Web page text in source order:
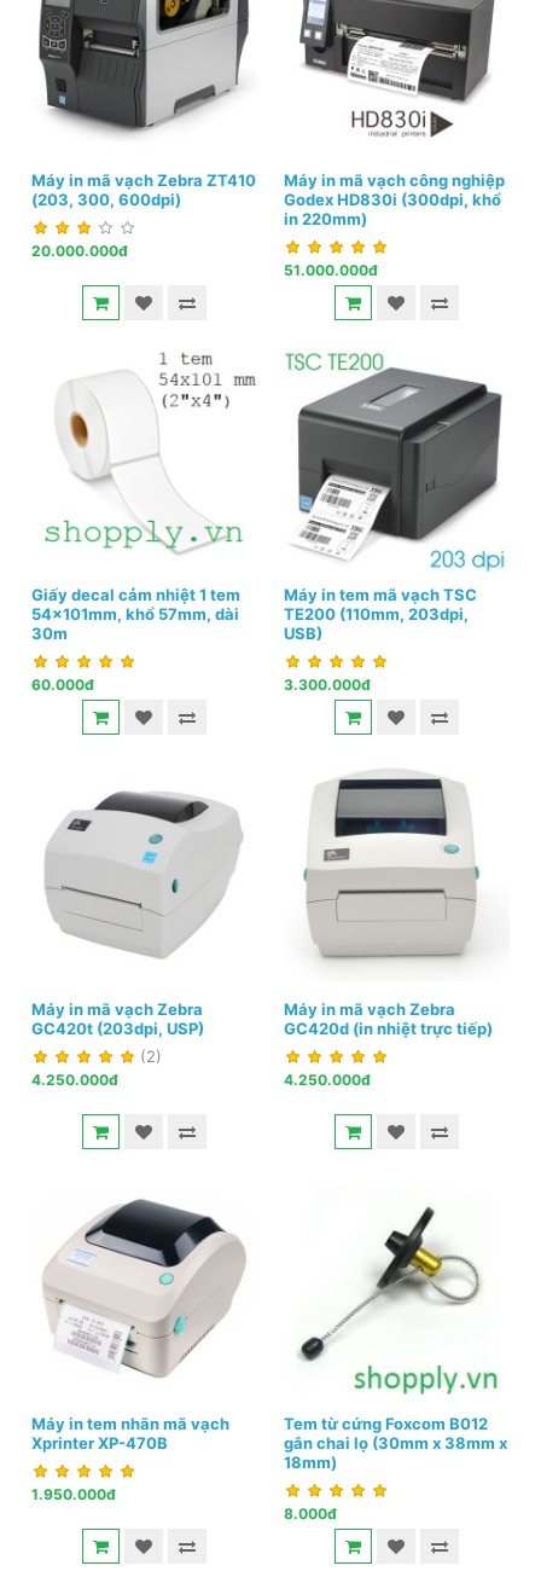
Máy in mã vạch Zebra ZT410
(203, 300, 600dpi)
20.000.000đ
Máy in mã vạch công nghiệp
Godex HD830i (300dpi, khổ
in 220mm)
51.000.000đ
Giấy decal cảm nhiệt 1 tem
54x101mm, khổ 57mm, dài
30m
60.000đ
Máy in tem mã vạch TSC
TE200 (110mm, 203dpi,
USB)
3.300.000đ
Máy in mã vạch Zebra
GC420t (203dpi, USP)
(2)
4.250.000đ
Máy in mã vạch Zebra
GC420d (in nhiệt trực tiếp)
4.250.000đ
Máy in tem nhãn mã vạch
Xprinter XP-470B
1.950.000đ
Tem từ cứng Foxcom B012
gắn chai lọ (30mm x 38mm x
18mm)
8.000đ